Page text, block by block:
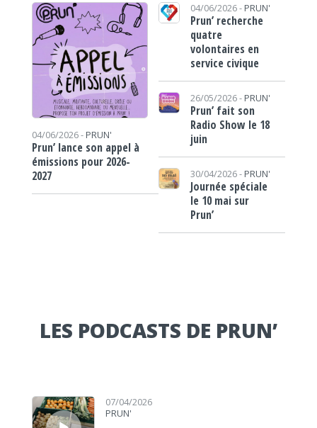
04/06/2026 - PRUN'
Prun’ lance son appel à
émissions pour 2026-
2027
04/06/2026 - PRUN'
Prun’ recherche
quatre
volontaires en
service civique
26/05/2026 - PRUN'
Prun’ fait son
Radio Show le 18
juin
30/04/2026 - PRUN'
Journée spéciale
le 10 mai sur
Prun’
LES PODCASTS DE PRUN’
Lecteur audio
07/04/2026
PRUN'